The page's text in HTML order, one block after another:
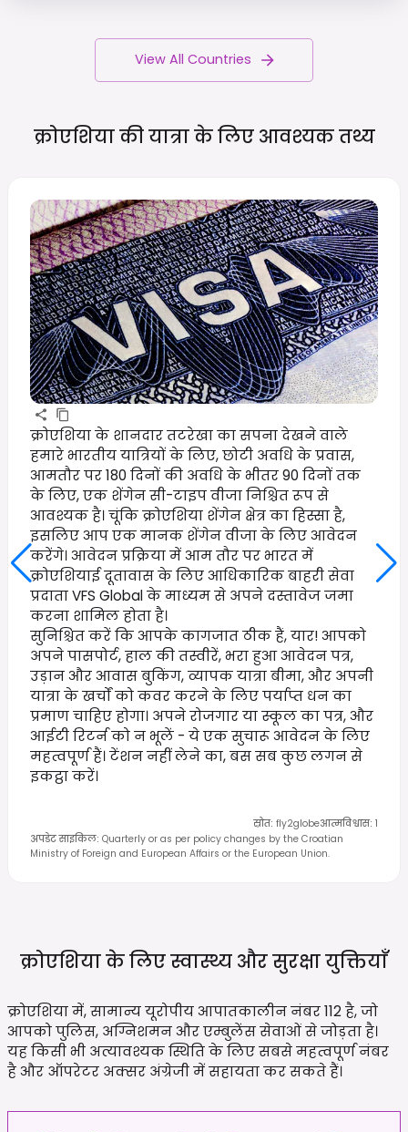
View All Countries
क्रोएशिया की यात्रा के लिए आवश्यकतथ्य
क्रोएशिया के शानदार तटरेखा का सपना देखने वाले
हमारे भारतीय यात्रियों के लिए, छोटी अवधि के प्रवास,
आमतौर पर 180 दिनों की अवधि के भीतर 90 दिनों तक
के लिए, एक शेंगेन सी-टाइप वीजा निश्चित रूप से
आवश्यक है। चूंकि क्रोएशिया शेंगेन क्षेत्र का हिस्सा है,
इसलिए आप एक मानक शेंगेन वीजा के लिए आवेदन
करेंगे। आवेदन प्रक्रिया में आम तौर पर भारत में
क्रोएशियाई दूतावास के लिए आधिकारिक बाहरी सेवा
प्रदाता VFS Global के माध्यम से अपने दस्तावेज जमा
करना शामिल होता है।
सुनिश्चित करें कि आपके कागजात ठीक हैं, यार! आपको
अपने पासपोर्ट, हाल की तस्वीरें, भरा हुआ आवेदन पत्र,
उड़ान और आवास बुकिंग, व्यापक यात्रा बीमा, और अपनी
यात्रा के खर्चों को कवर करने के लिए पर्याप्त धन का
प्रमाण चाहिए होगा। अपने रोजगार या स्कूल का पत्र, और
आईटी रिटर्न को न भूलें - ये एक सुचारू आवेदन के लिए
महत्वपूर्ण हैं। टेंशन नहीं लेने का, बस सब कुछ लगन से
इकट्ठा करें।
स्रोत: fly2globeआत्मविश्वास: 1
अपडेट साइकिल: Quarterly or as per policy changes by the Croatian
Ministry of Foreign and European Affairs or the European Union.
क्रोएशिया के लिए स्वास्थ्य और सुरक्षायुक्तियाँ
क्रोएशिया में, सामान्य यूरोपीय आपातकालीन नंबर 112 है, जो
आपको पुलिस, अग्निशमन और एम्बुलेंस सेवाओं से जोड़ता है।
यह किसी भी अत्यावश्यक स्थिति के लिए सबसे महत्वपूर्ण नंबर
है और ऑपरेटर अक्सर अंग्रेजी में सहायता कर सकते हैं।